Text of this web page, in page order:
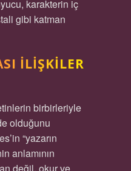
karakterin iç
gibi katman
İLIŞKILER
birbirleriyle
olduğunu
“yazarın
anlamının